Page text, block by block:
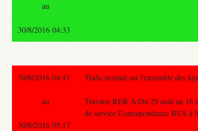
au
30/8/2016 04:33
30/8/2016 04:41 Trafic normal sur l'ensemble des
Travaux RER A:Du 29 août au 16
de service Correspondance BUS
au
30/8/2016 05:17